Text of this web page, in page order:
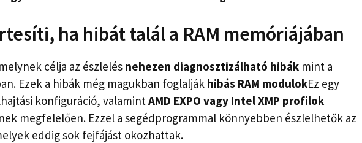
ha hibát talál a RAM memóriájában
célja az észlelés nehezen diagnosztizálható hibák mint a
Ezek a hibák még magukban foglalják hibás RAM modulokEz egy
konfiguráció, valamint AMD EXPO vagy Intel XMP profilok
megfelelően. Ezzel a segédprogrammal könnyebben észlelhetők az
eddig sok fejfájást okozhattak.